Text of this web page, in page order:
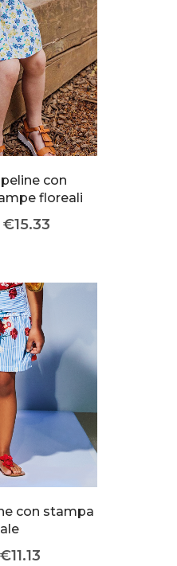
con
floreali
€15.33
con stampa
€11.13